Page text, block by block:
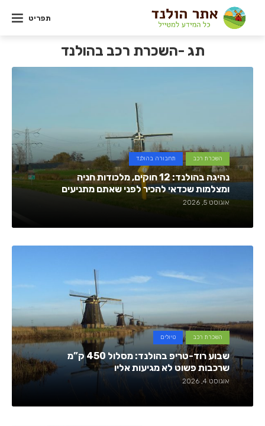
תפריט
תג -השכרת רכב בהולנד
השכרת רכב תחבורה בהולנד
נהיגה בהולנד: 12 חוקים, מלכודות חניה
ומצלמות שכדאי להכיר לפני שאתם מתניעים
אוגוסט 5, 2026
השכרת רכב טיולים
שבוע רוד-טריפ בהולנד: מסלול 450 ק”מ
שרכבות פשוט לא מגיעות אליו
אוגוסט 4, 2026